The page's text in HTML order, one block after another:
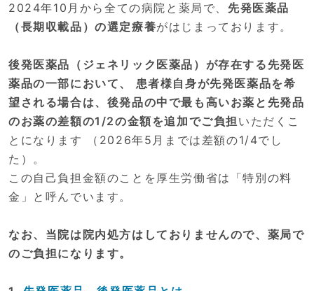
2024年10月から全ての病院と薬局で、 先発医薬品
（長期収載品）の選定療養がはじまっております。
後発医薬品（ジェネリック医薬品）が存在する先発医
薬品の一部において、 患者様自身が先発医薬品を希
望される場合は、後発品の中で最も高いお薬と先発品
のお薬の差額の1/2の金額を追加でご負担いただくこ
とになります （2026年5月までは差額の1/4でし
た）。
この自己負担金額のことを厚生労働省は「特別の料
金」と呼んでいます。
なお、当院は院内処方はしておりませんので、薬局で
のご負担になります。